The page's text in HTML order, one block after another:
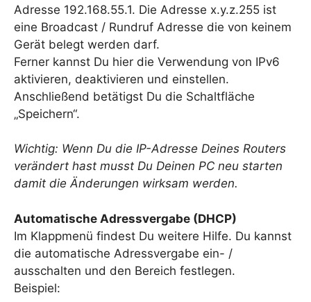
Adresse 192.168.55.1. Die Adresse x.y.z.255 ist
eine Broadcast / Rundruf Adresse die von keinem
Gerät belegt werden darf.
Ferner kannst Du hier die Verwendung von IPv6
aktivieren, deaktivieren und einstellen.
Anschließend betätigst Du die Schaltfläche
„Speichern“.
Wichtig: Wenn Du die IP-Adresse Deines Routers
verändert hast musst Du Deinen PC neu starten
damit die Änderungen wirksam werden.
Automatische Adressvergabe (DHCP)
Im Klappmenü findest Du weitere Hilfe. Du kannst
die automatische Adressvergabe ein- /
ausschalten und den Bereich festlegen.
Beispiel: